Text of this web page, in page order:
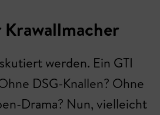
werden. Ein GTI
DSG-Knallen? Ohne
Drama? Nun, vielleicht